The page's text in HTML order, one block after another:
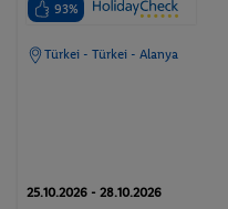
93%
Türkei - Türkei - Alanya
25.10.2026 - 28.10.2026